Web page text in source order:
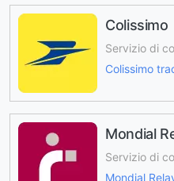
Colissimo
Servizio di
Colissimo
Mondial
Servizio di
Mondial